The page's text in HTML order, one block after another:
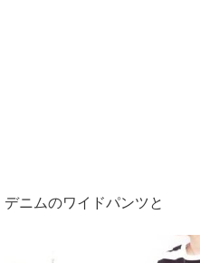
デニムのワイドパンツと